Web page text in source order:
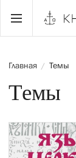
Главная / Темы
Темы